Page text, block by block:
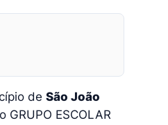
de São João
GRUPO ESCOLAR